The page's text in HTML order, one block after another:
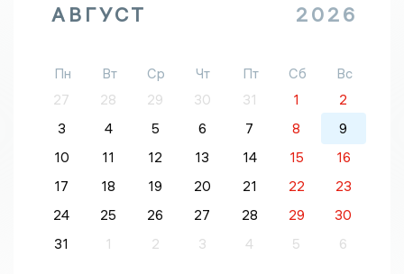
АВГУСТ 2026
Пн Вт Ср Чт Пт Сб
Вс
27
28 29 30 31 1
2
3
4 5 6 7 8
9
10
11 12 13 14 15
16
17
18 19 20 21 22
23
24
25 26 27 28 29
30
31
1 2 3 4 5 6